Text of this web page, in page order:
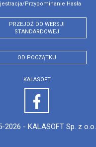
przypominanie Hasła
PRZEJDŹ DO WERSJI
STANDARDOWEJ
OD POCZĄTKU
KALASOFT
2026 - KALASOFT Sp. z o.o.